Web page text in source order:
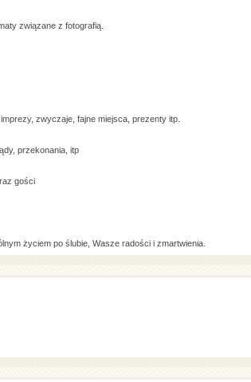
związane z fotografią.
zwyczaje, fajne miejsca, prezenty itp.
przekonania, itp
gości
życiem po ślubie, Wasze radości i zmartwienia.